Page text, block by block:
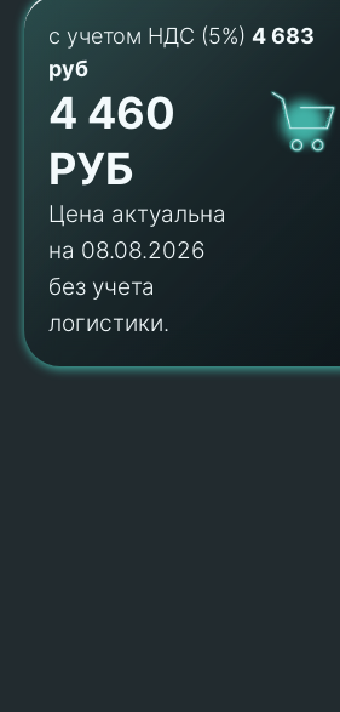
с учетом НДС (5%) 4 683
руб
4 460
РУБ
Цена актуальна
на 08.08.2026
без учета
логистики.